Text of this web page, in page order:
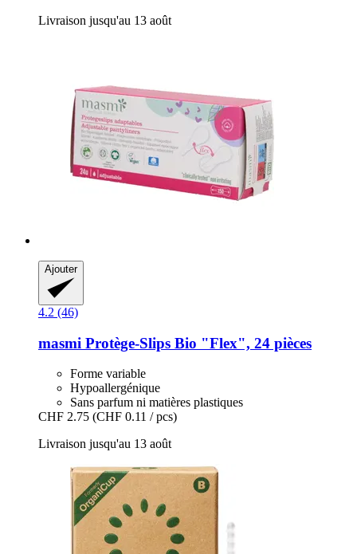
Livraison jusqu'au 13 août
Ajouter
4.2 (46)
masmi Protège-​Slips Bio "Flex", 24 pièces
Forme variable
Hypoallergénique
Sans parfum ni matières plastiques
CHF 2.75 (CHF 0.11 / pcs)
Livraison jusqu'au 13 août